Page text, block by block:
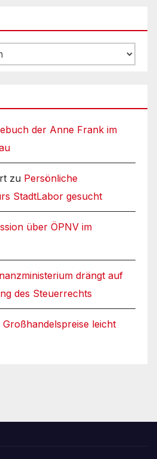
der Anne Frank im
zu Persönliche
StadtLabor gesucht
über ÖPNV im
drängt auf
des Steuerrechts
Großhandelspreise leicht